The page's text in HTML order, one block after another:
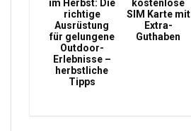
im Herbst: Die
richtige
Ausrüstung
für gelungene
Outdoor-
Erlebnisse –
herbstliche
Tipps
kostenlose
SIM Karte mit
Extra-
Guthaben